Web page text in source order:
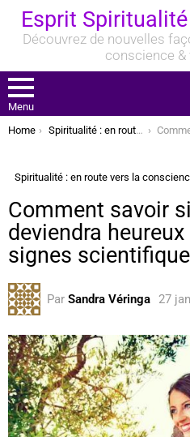
Esprit
Découvrez de nouvelles
conscience
Menu
You are here:
Home Spiritualité : en route vers la conscience spirituelle Comment savoir si votre mariage
Spiritualité : en route vers la
Comment savoir
deviendra
signes
Par Sandra Véringa 27